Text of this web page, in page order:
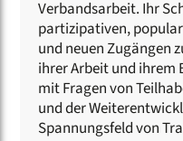
Verbandsarbeit. Ihr
partizipativen,
und neuen Zugängen
ihrer Arbeit und ihrem
mit Fragen von
und der
Spannungsfeld von